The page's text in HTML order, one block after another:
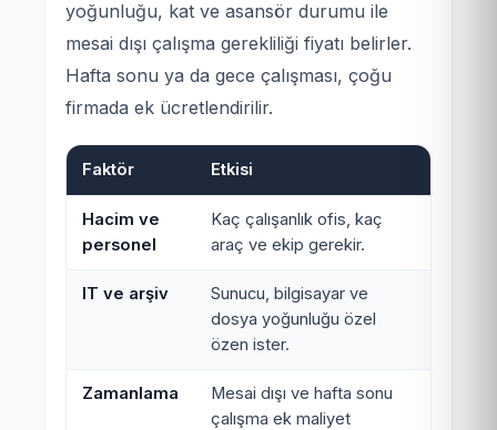
yoğunluğu, kat ve asansör durumu ile
mesai dışı çalışma gerekliliği fiyatı belirler.
Hafta sonu ya da gece çalışması, çoğu
firmada ek ücretlendirilir.
Faktör Etkisi
Hacim ve
personel
Kaç çalışanlık ofis, kaç
araç ve ekip gerekir.
IT ve arşiv
Sunucu, bilgisayar ve
dosya yoğunluğu özel
özen ister.
Zamanlama
Mesai dışı ve hafta sonu
çalışma ek maliyet